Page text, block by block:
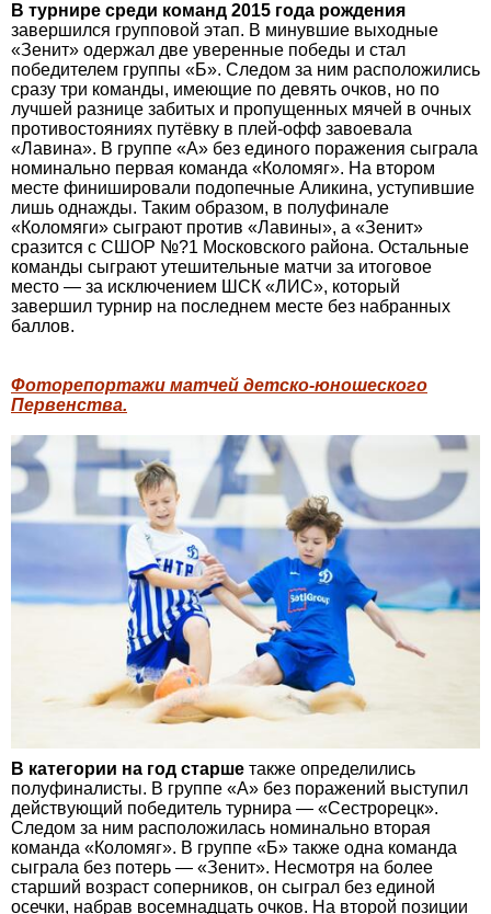
В турнире среди команд 2015 года рождения
завершился групповой этап. В минувшие выходные
«Зенит» одержал две уверенные победы и стал
победителем группы «Б». Следом за ним расположились
сразу три команды, имеющие по девять очков, но по
лучшей разнице забитых и пропущенных мячей в очных
противостояниях путёвку в плей-офф завоевала
«Лавина». В группе «А» без единого поражения сыграла
номинально первая команда «Коломяг». На втором
месте финишировали подопечные Аликина, уступившие
лишь однажды. Таким образом, в полуфинале
«Коломяги» сыграют против «Лавины», а «Зенит»
сразится с СШОР №?1 Московского района. Остальные
команды сыграют утешительные матчи за итоговое
место — за исключением ШСК «ЛИС», который
завершил турнир на последнем месте без набранных
баллов.
Фоторепортажи матчей детско-юношеского
Первенства.
В категории на год старше также определились
полуфиналисты. В группе «А» без поражений выступил
действующий победитель турнира — «Сестрорецк».
Следом за ним расположилась номинально вторая
команда «Коломяг». В группе «Б» также одна команда
сыграла без потерь — «Зенит». Несмотря на более
старший возраст соперников, он сыграл без единой
осечки, набрав восемнадцать очков. На второй позиции